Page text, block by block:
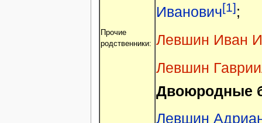
Прочие
родственники:
Иванович[1];
Левшин Иван
Левшин
Двоюродные
Левшин